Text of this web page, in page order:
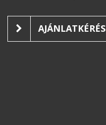
AJÁNLATKÉRÉS